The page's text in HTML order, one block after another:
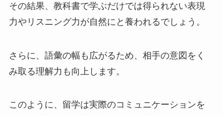
その結果、教科書で学ぶだけでは得られない表現
力やリスニング力が自然にと養われるでしょう。
さらに、語彙の幅も広がるため、相手の意図をく
み取る理解力も向上します。
このように、留学は実際のコミュニケーションを